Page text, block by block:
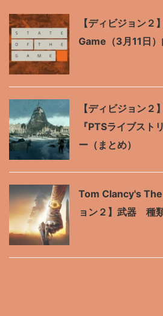
【ディビジョン
Game（3月11日
【ディビジョン
『PTSライブスト
ー（まとめ）
Tom Clancy's
ョン２】武器 種